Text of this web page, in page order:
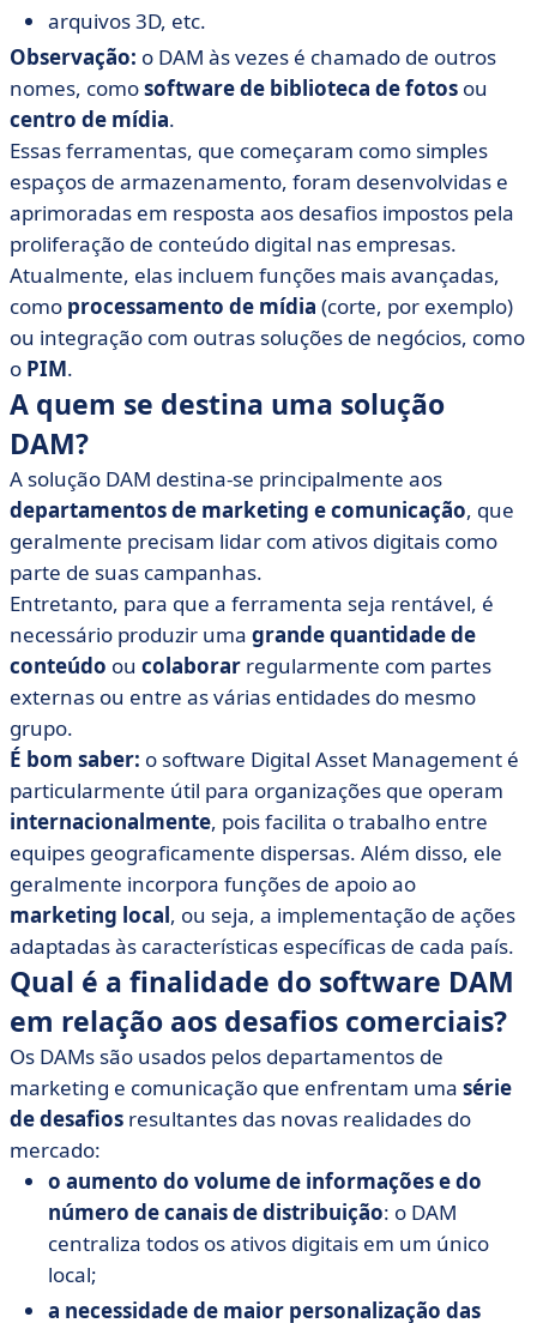
arquivos 3D, etc.
Observação: o DAM às vezes é chamado de outros
nomes, comosoftware de biblioteca de fotos ou
centro de mídia.
Essas ferramentas, que começaram como simples
espaços de armazenamento, foram desenvolvidas e
aprimoradas em resposta aos desafios impostos pela
proliferação de conteúdo digital nas empresas.
Atualmente, elas incluem funções mais avançadas,
como processamento de mídia (corte, por exemplo)
ou integração com outras soluções de negócios, como
o PIM.
A quem se destina uma solução
DAM?
A solução DAM destina-se principalmente aos
departamentos de marketing e comunicação, que
geralmente precisam lidar com ativos digitais como
parte de suas campanhas.
Entretanto, para que a ferramenta seja rentável, é
necessário produzir uma grande quantidade de
conteúdo ou colaborar regularmente com partes
externas ou entre as várias entidades do mesmo
grupo.
É bom saber: o software Digital Asset Management é
particularmente útil para organizações que operam
internacionalmente, pois facilita o trabalho entre
equipes geograficamente dispersas. Além disso, ele
geralmente incorpora funções de apoio ao
marketing local, ou seja, a implementação de ações
adaptadas às características específicas de cada país.
Qual é a finalidade do software DAM
em relação aos desafios comerciais?
Os DAMs são usados pelos departamentos de
marketing e comunicação que enfrentam uma série
de desafios resultantes das novas realidades do
mercado:
o aumento do volume de informações e do
número de canais de distribuição: o DAM
centraliza todos os ativos digitais em um único
local;
a necessidade de maior personalização das